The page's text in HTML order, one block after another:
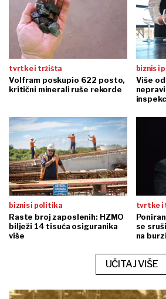
tvrtke i tržišta
Volfram poskupio 622 posto,
kritični minerali ruše rekorde
biznis i
Više
biznis i politika
Raste broj zaposlenih: HZMO
bilježi 14 tisuća osiguranika
više
tvrtke i
se
na burzi
UČITAJ VIŠE